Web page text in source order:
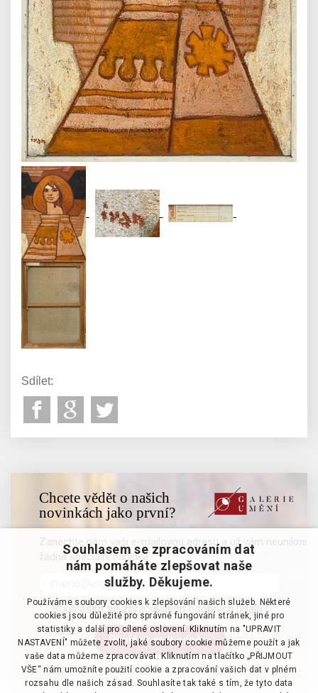
Sdílet:
Chcete vědět o našich
novinkách jako první?
Zanechte nám vaši e-mailovou adresu a už vám neunikne
žádná speciální nabídka
Souhlasím se zpracováním osobních údajů
Souhlasem se zpracováním dat
nám pomáháte zlepšovat naše
služby. Děkujeme.
Používáme soubory cookies k zlepšování našich služeb. Některé
cookies jsou důležité pro správné fungování stránek, jiné pro
statistiky a další pro cílené oslovení. Kliknutím na "UPRAVIT
NASTAVENÍ" můžete zvolit, jaké soubory cookie můžeme použít a jak
vaše data můžeme zpracovávat. Kliknutím na tlačítko „PŘIJMOUT
VŠE“ nám umožníte použití cookie a zpracování vašich dat v plném
rozsahu dle našich zásad. Souhlasíte tak také s tím, že tyto data